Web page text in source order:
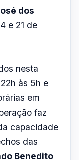
os
poderão ser
trabalhar na
horário